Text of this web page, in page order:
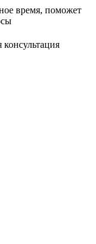
время, поможет